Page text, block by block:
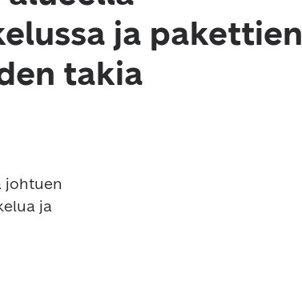
ja pakettien
takia
johtuen
ja